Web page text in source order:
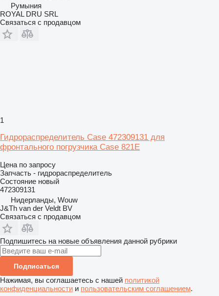
Румыния
ROYAL DRU SRL
Связаться с продавцом
1
Гидрораспределитель Case 472309131 для
фронтального погрузчика Case 821E
Цена по запросу
Запчасть - гидрораспределитель
Состояние новый
472309131
Нидерланды, Wouw
J&Th van der Veldt BV
Связаться с продавцом
Подпишитесь на новые объявления данной рубрики
Подписаться
Нажимая, вы соглашаетесь с нашей политикой
конфиденциальности и пользовательским соглашением.